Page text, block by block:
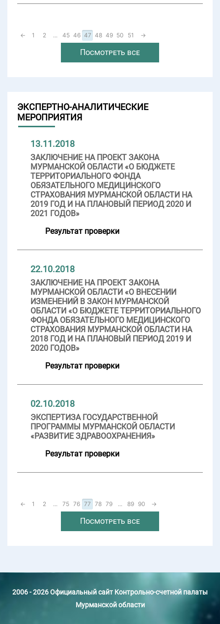
← 1 2 ... 45 46 47 48 49 50 51 →
Посмотреть все
ЭКСПЕРТНО-АНАЛИТИЧЕСКИЕ
МЕРОПРИЯТИЯ
13.11.2018
ЗАКЛЮЧЕНИЕ НА ПРОЕКТ ЗАКОНА
МУРМАНСКОЙ ОБЛАСТИ «О БЮДЖЕТЕ
ТЕРРИТОРИАЛЬНОГО ФОНДА
ОБЯЗАТЕЛЬНОГО МЕДИЦИНСКОГО
СТРАХОВАНИЯ МУРМАНСКОЙ ОБЛАСТИ НА
2019 ГОД И НА ПЛАНОВЫЙ ПЕРИОД 2020 И
2021 ГОДОВ»
Результат проверки
22.10.2018
ЗАКЛЮЧЕНИЕ НА ПРОЕКТ ЗАКОНА
МУРМАНСКОЙ ОБЛАСТИ «О ВНЕСЕНИИ
ИЗМЕНЕНИЙ В ЗАКОН МУРМАНСКОЙ
ОБЛАСТИ «О БЮДЖЕТЕ ТЕРРИТОРИАЛЬНОГО
ФОНДА ОБЯЗАТЕЛЬНОГО МЕДИЦИНСКОГО
СТРАХОВАНИЯ МУРМАНСКОЙ ОБЛАСТИ НА
2018 ГОД И НА ПЛАНОВЫЙ ПЕРИОД 2019 И
2020 ГОДОВ»
Результат проверки
02.10.2018
ЭКСПЕРТИЗА ГОСУДАРСТВЕННОЙ
ПРОГРАММЫ МУРМАНСКОЙ ОБЛАСТИ
«РАЗВИТИЕ ЗДРАВООХРАНЕНИЯ»
Результат проверки
← 1 2 ... 75 76 77 78 79 ... 89 90 →
Посмотреть все
2006 - 2026 Официальный сайт Контрольно-счетной палаты
Мурманской области